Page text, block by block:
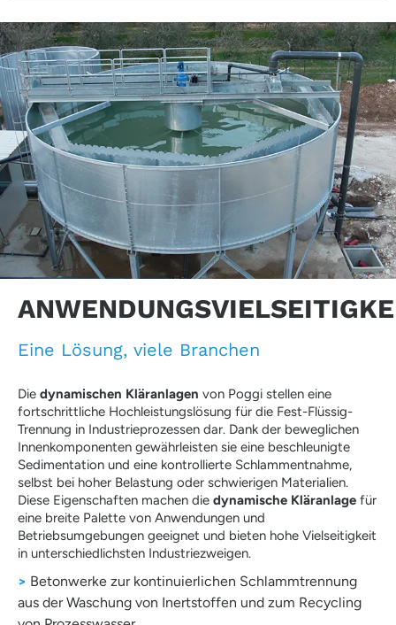
Eine Lösung, viele Branchen
Die dynamischen Kläranlagen von Poggi stellen eine
fortschrittliche Hochleistungs­lösung für die Fest-Flüssig-
Trennung in Industrieprozessen dar. Dank der beweglichen
Innenkomponenten gewährleisten sie eine beschleunigte
Sedimentation und eine kontrollierte Schlamm­entnahme,
selbst bei hoher Belastung oder schwierigen Materialien.
Diese Eigenschaften machen die dynamische Kläranlage für
eine breite Palette von Anwendungen und
Betriebsumgebungen geeignet und bieten hohe Vielseitigkeit
in unterschiedlichsten Industriezweigen.
> Betonwerke zur kontinuierlichen Schlammtrennung
aus der Waschung von Inertstoffen und zum Recycling